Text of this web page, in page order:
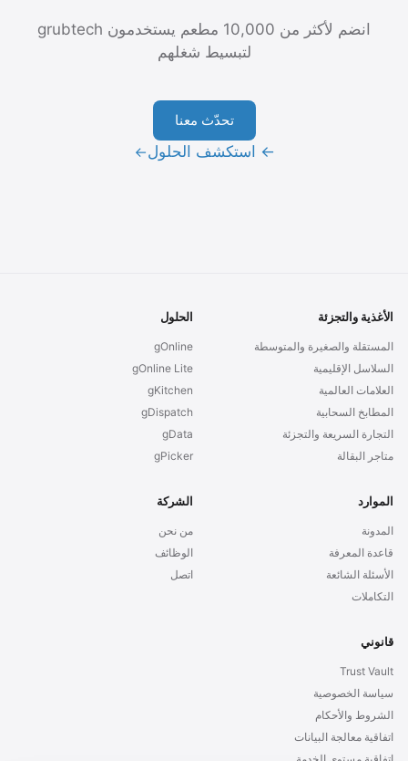
انضم لأكثر من 10,000 مطعم يستخدمون grubtech
لتبسيط شغلهم
تحدّث معنا
← استكشف الحلول→
الأغذية والتجزئة
المستقلة والصغيرة والمتوسطة
السلاسل الإقليمية
العلامات العالمية
المطابخ السحابية
التجارة السريعة والتجزئة
متاجر البقالة
الحلول
gOnline
gOnline Lite
gKitchen
gDispatch
gData
gPicker
الموارد
المدونة
قاعدة المعرفة
الأسئلة الشائعة
التكاملات
الشركة
من نحن
الوظائف
اتصل
قانوني
Trust Vault
سياسة الخصوصية
الشروط والأحكام
اتفاقية معالجة البيانات